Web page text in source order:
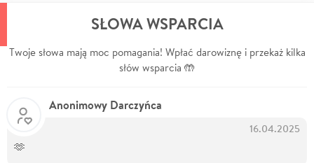
SŁOWA WSPARCIA
Twoje słowa mają moc pomagania! Wpłać darowiznę i przekaż kilka
słów wsparcia 🤲
Anonimowy Darczyńca
16.04.2025
🫶